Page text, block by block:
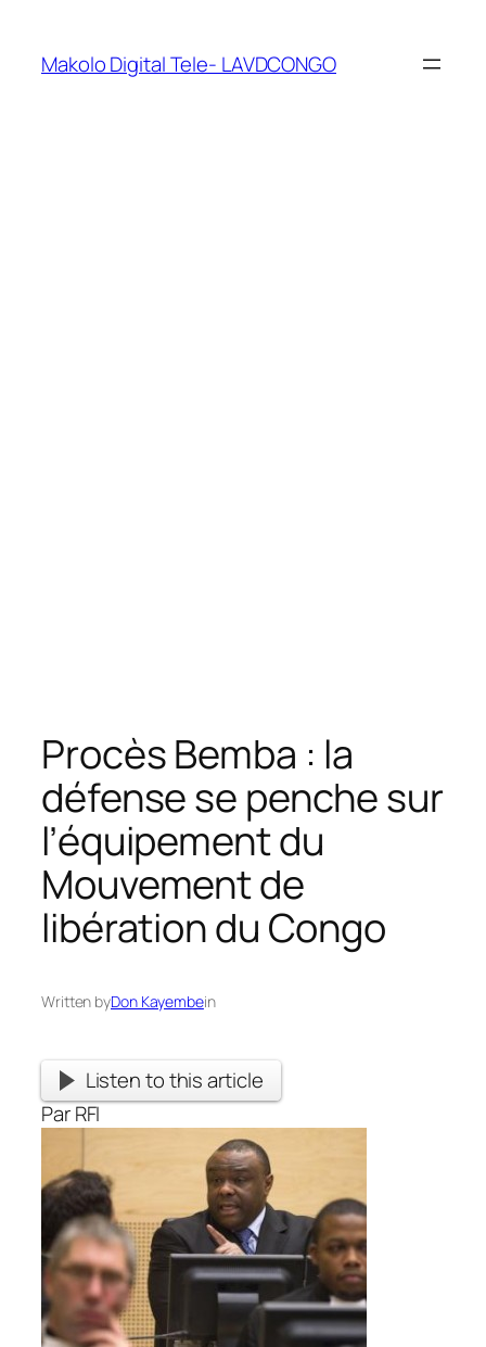
Makolo Digital Tele- LAVDCONGO
Procès Bemba : la
défense se penche sur
l’équipement du
Mouvement de
libération du Congo
Written byDon Kayembein
Listen to this article
Par RFI